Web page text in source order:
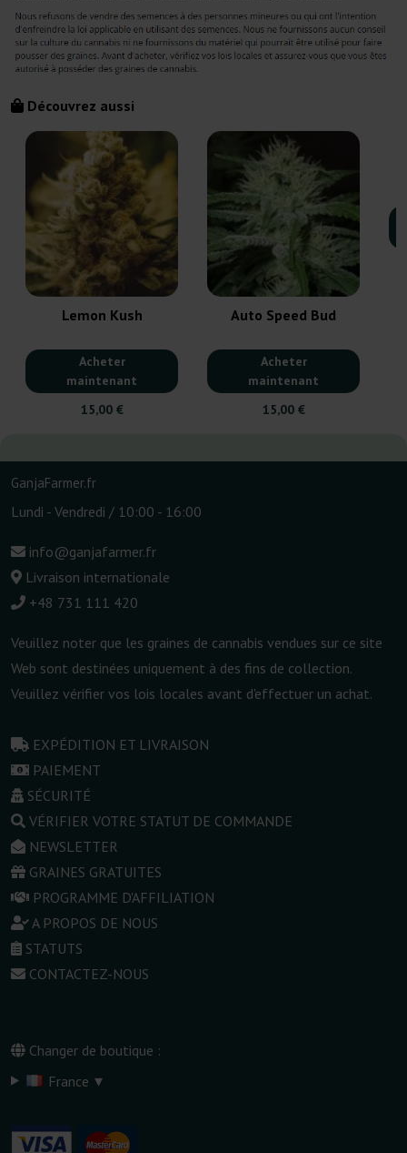
Découvrez aussi
Lemon Kush
Acheter
maintenant
15,00 €
Auto Speed Bud
Acheter
maintenant
15,00 €
GanjaFarmer.fr
Lundi - Vendredi / 10:00 - 16:00
info@ganjafarmer.fr
Livraison internationale
+48 731 111 420
Veuillez noter que les graines de cannabis vendues sur ce site
Web sont destinées uniquement à des fins de collection.
Veuillez vérifier vos lois locales avant d'effectuer un achat.
EXPÉDITION ET LIVRAISON
PAIEMENT
SÉCURITÉ
VÉRIFIER VOTRE STATUT DE COMMANDE
NEWSLETTER
GRAINES GRATUITES
PROGRAMME D'AFFILIATION
A PROPOS DE NOUS
STATUTS
CONTACTEZ-NOUS
Changer de boutique :
France ▾